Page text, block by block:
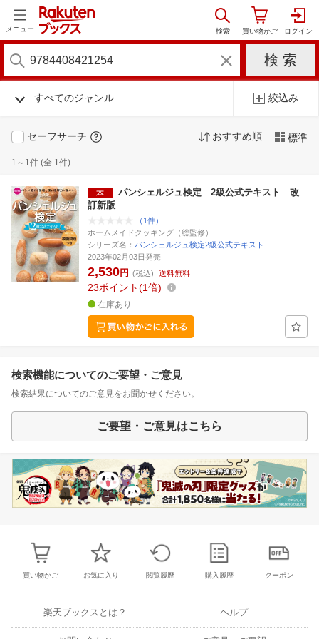
メニュー
すべてのジャンル 絞込み
セーフサーチ おすすめ順 標準
1～1件 (全 1件)
パンシェルジュ検定 2級公式テキスト 改
訂新版
（1件）
ホームメイドクッキング（総監修）
シリーズ名： パンシェルジュ検定2級公式テキスト
2023年02月03日発売
2,530円 (税込) 送料無料
23ポイント 1倍
在庫あり
検索機能についてのご要望・ご意見
検索結果についてのご意見をお聞かせください。
ご要望・ご意見はこちら
買い物かご お気に入り 閲覧履歴 購入履歴 クーポン
楽天ブックスとは？ ヘルプ